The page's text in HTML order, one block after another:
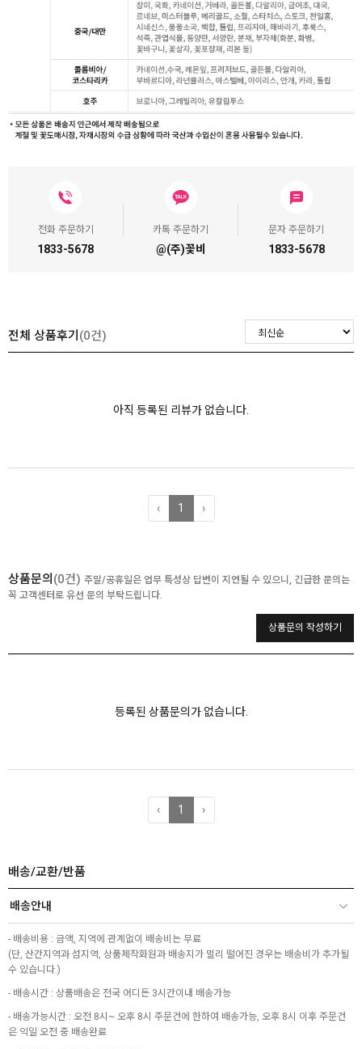
전화 주문하기
1833-5678
카톡 주문하기
@(주)꽃비
문자 주문하기
1833-5678
전체 상품후기 (0건)
아직 등록된 리뷰가 없습니다.
‹ 1 ›
상품문의 (0건) 주말/공휴일은 업무 특성상 답변이 지연될 수 있으니, 긴급한 문의는
꼭 고객센터로 유선 문의 부탁드립니다.
상품문의 작성하기
등록된 상품문의가 없습니다.
‹ 1 ›
배송/교환/반품
배송안내
- 배송비용 : 금액, 지역에 관계없이 배송비는 무료
(단, 산간지역과 섬지역, 상품제작화원과 배송지가 멀리 떨어진 경우는 배송비가 추가될
수 있습니다.)
- 배송시간 : 상품배송은 전국 어디든 3시간이내 배송가능
- 배송가능시간 : 오전 8시~ 오후 8시 주문건에 한하여 배송가능, 오후 8시 이후 주문건
은 익일 오전 중 배송완료